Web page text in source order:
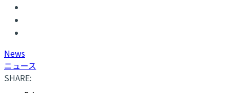
News
ニュース
SHARE: